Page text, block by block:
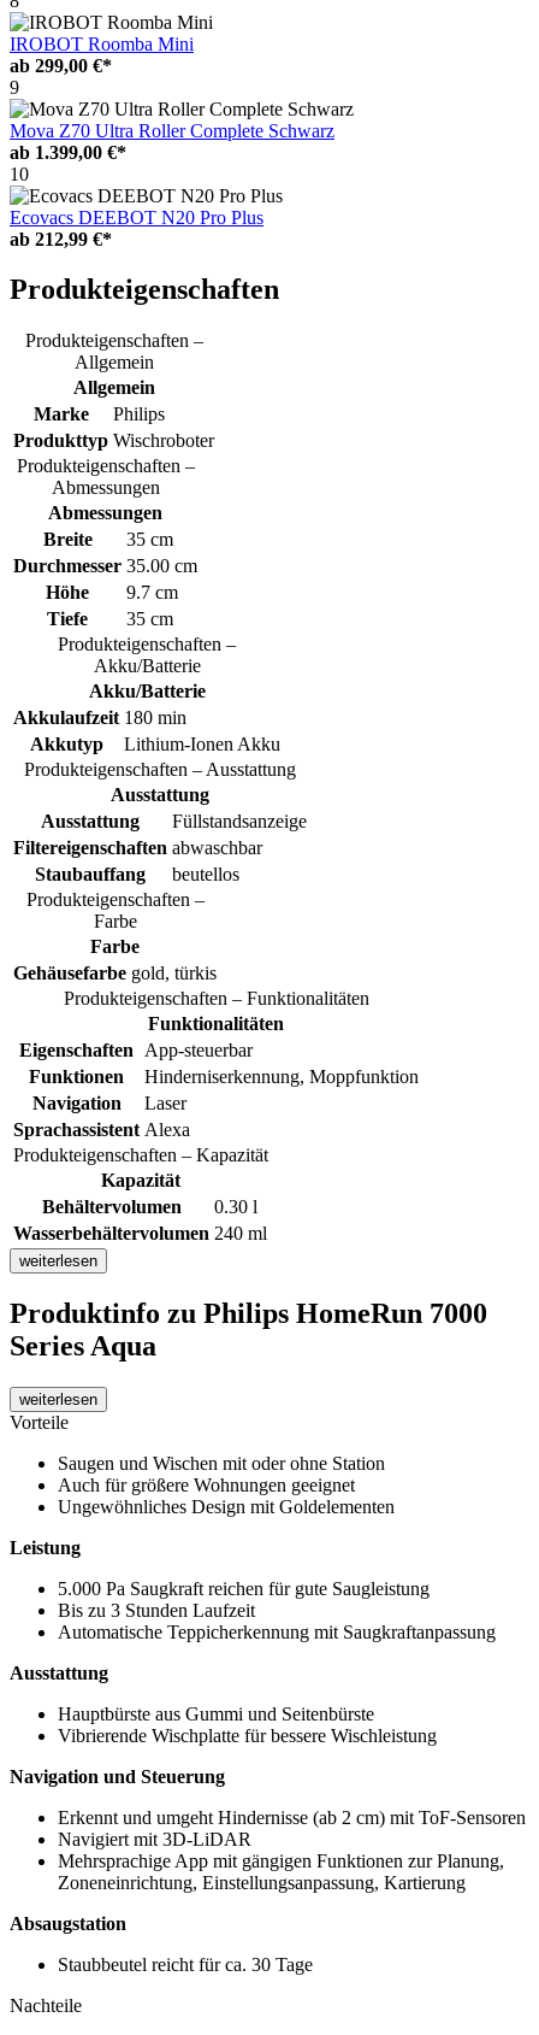
IROBOT Roomba Mini
ab 299,00 €*
9
Mova Z70 Ultra Roller Complete Schwarz
ab 1.399,00 €*
10
Ecovacs DEEBOT N20 Pro Plus
ab 212,99 €*
Produkteigenschaften
Produkteigenschaften –
Allgemein
Allgemein
Marke
Philips
Produkttyp Wischroboter
Produkteigenschaften –
Abmessungen
Abmessungen
Breite
35 cm
Durchmesser 35.00 cm
Höhe
9.7 cm
Tiefe
35 cm
Produkteigenschaften –
Akku/Batterie
Akku/Batterie
Akkulaufzeit 180 min
Akkutyp
Lithium-Ionen Akku
Produkteigenschaften – Ausstattung
Ausstattung
Ausstattung
Füllstandsanzeige
Filtereigenschaften abwaschbar
Staubauffang
beutellos
Produkteigenschaften –
Farbe
Farbe
Gehäusefarbe gold, türkis
Produkteigenschaften – Funktionalitäten
Funktionalitäten
Eigenschaften
App-steuerbar
Funktionen
Hinderniserkennung, Moppfunktion
Navigation
Laser
Sprachassistent Alexa
Produkteigenschaften – Kapazität
Kapazität
Behältervolumen
0.30 l
Wasserbehältervolumen 240 ml
weiterlesen
Produktinfo zu Philips HomeRun 7000
Series Aqua
weiterlesen
Vorteile
Saugen und Wischen mit oder ohne Station
Auch für größere Wohnungen geeignet
Ungewöhnliches Design mit Goldelementen
Leistung
5.000 Pa Saugkraft reichen für gute Saugleistung
Bis zu 3 Stunden Laufzeit
Automatische Teppicherkennung mit Saugkraftanpassung
Ausstattung
Hauptbürste aus Gummi und Seitenbürste
Vibrierende Wischplatte für bessere Wischleistung
Navigation und Steuerung
Erkennt und umgeht Hindernisse (ab 2 cm) mit ToF-Sensoren
Navigiert mit 3D-LiDAR
Mehrsprachige App mit gängigen Funktionen zur Planung,
Zoneneinrichtung, Einstellungsanpassung, Kartierung
Absaugstation
Staubbeutel reicht für ca. 30 Tage
Nachteile